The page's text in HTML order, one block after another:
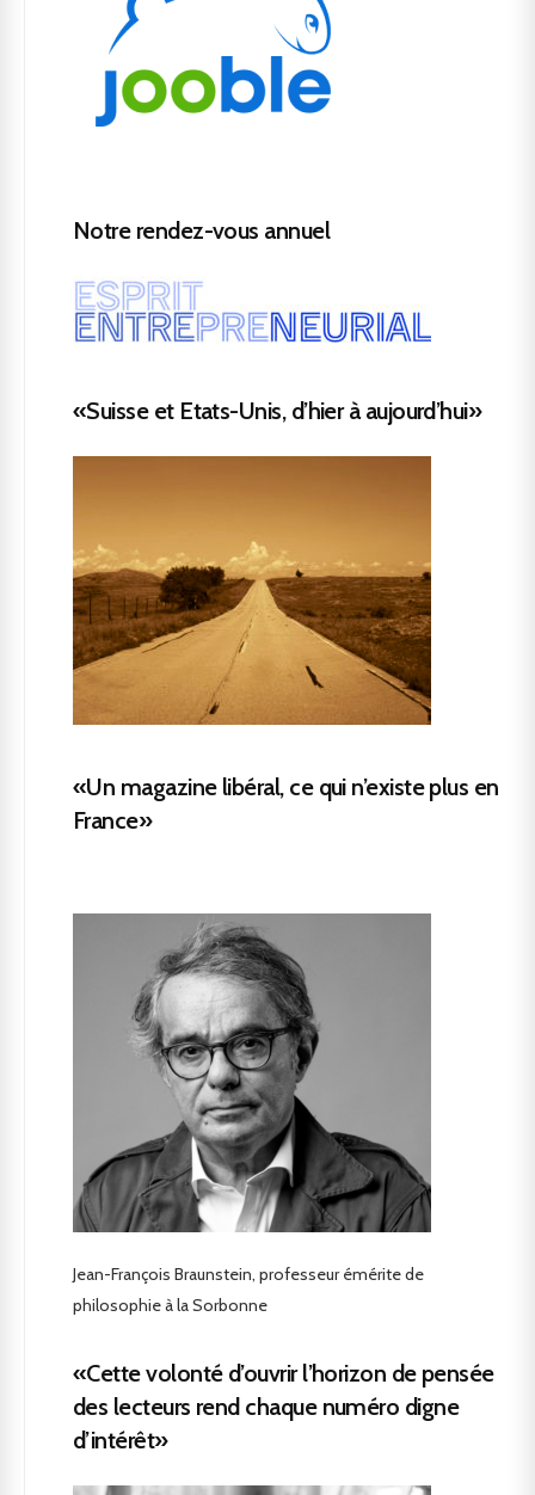
Notre rendez-vous annuel
«Suisse et Etats-Unis, d’hier à aujourd’hui»
«Un magazine libéral, ce qui n’existe plus en
France»
Jean-François Braunstein, professeur émérite de
philosophie à la Sorbonne
«Cette volonté d’ouvrir l’horizon de pensée
des lecteurs rend chaque numéro digne
d’intérêt»